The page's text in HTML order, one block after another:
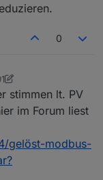
0
stimmen lt. PV
im Forum liest
gelöst-modbus-